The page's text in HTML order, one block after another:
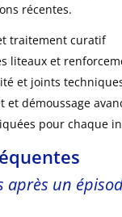
récentes.
traitement curatif
liteaux et
et joints
et démoussage
pour chaque
après un